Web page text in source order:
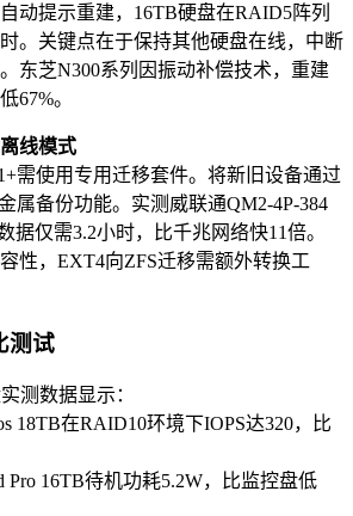
动提示重建，16TB硬盘在RAID5阵列
。关键点在于保持其他硬盘在线，中断
东芝N300系列因振动补偿技术，重建
67%。
线模式
需使用专用迁移套件。将新旧设备通过
属备份功能。实测威联通QM2-4P-384
据仅需3.2小时，比千兆网络快11倍。
性，EXT4向ZFS迁移需额外转换工
测试
测数据显示：
18TB在RAID10环境下IOPS达320，比
Pro 16TB待机功耗5.2W，比监控盘低